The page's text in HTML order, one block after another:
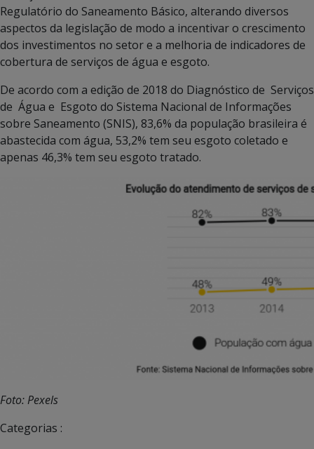
Regulatório do Saneamento Básico, alterando diversos
aspectos da legislação de modo a incentivar o crescimento
dos investimentos no setor e a melhoria de indicadores de
cobertura de serviços de água e esgoto.
De acordo com a edição de 2018 do Diagnóstico de Serviços
de Água e Esgoto do Sistema Nacional de Informações
sobre Saneamento (SNIS), 83,6% da população brasileira é
abastecida com água, 53,2% tem seu esgoto coletado e
apenas 46,3% tem seu esgoto tratado.
Foto: Pexels
Categorias :